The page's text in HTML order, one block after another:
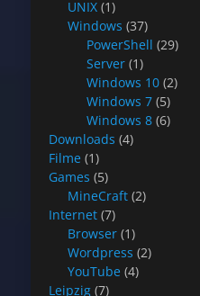
UNIX (1)
Windows (37)
PowerShell (29)
Server (1)
Windows 10 (2)
Windows 7 (5)
Windows 8 (6)
Downloads (4)
Filme (1)
Games (5)
MineCraft (2)
Internet (7)
Browser (1)
Wordpress (2)
YouTube (4)
Leipzig (7)